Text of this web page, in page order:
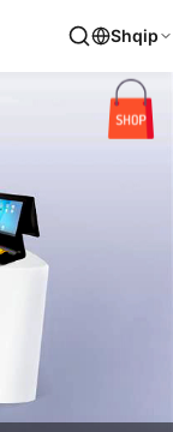
Shqip